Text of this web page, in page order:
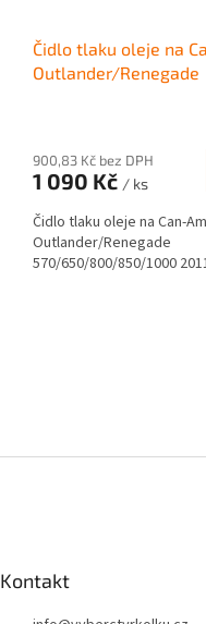
Čidlo tlaku oleje na
Outlander/Renegade
900,83 Kč bez DPH
1 090 Kč / ks
Čidlo tlaku oleje na Can-Am
Outlander/Renegade
570/650/800/850/1000
Kontakt